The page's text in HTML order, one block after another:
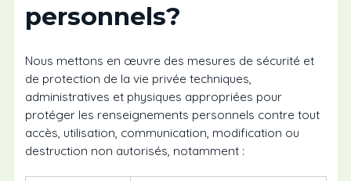
personnels?
Nous mettons en œuvre des mesures de sécurité et
de protection de la vie privée techniques,
administratives et physiques appropriées pour
protéger les renseignements personnels contre tout
accès, utilisation, communication, modification ou
destruction non autorisés, notamment :